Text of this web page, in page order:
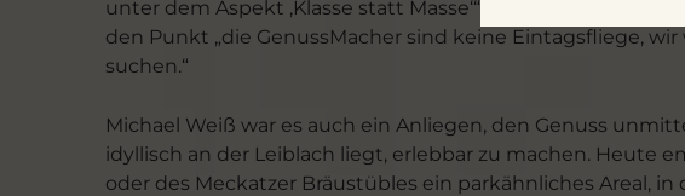
unter dem Aspekt ‚Klasse statt Masse‘“, bringt Michael
den Punkt „die GenussMacher sind keine Eintagsfliege,
suchen.“
Michael Weiß war es auch ein Anliegen, den Genuss
idyllisch an der Leiblach liegt, erlebbar zu machen. Heute
oder des Meckatzer Bräustübles ein parkähnliches Areal,